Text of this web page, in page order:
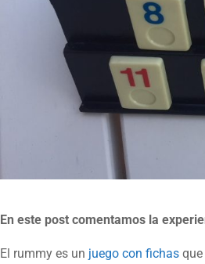
En este post comentamos la
El rummy es un juego con fichas